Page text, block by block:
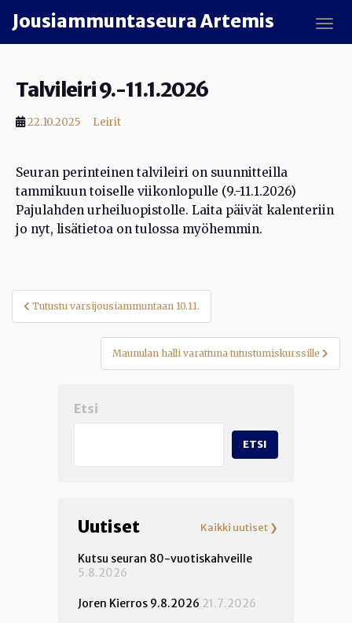
Jousiammuntaseura Artemis
Talvileiri 9.-11.1.2026
22.10.2025 Leirit
Seuran perinteinen talvileiri on suunnitteilla
tammikuun toiselle viikonlopulle (9.-11.1.2026)
Pajulahden urheiluopistolle. Laita päivät kalenteriin
jo nyt, lisätietoa on tulossa myöhemmin.
Artikkelien
selaus
Tutustu varsijousiammuntaan 10.11.
Maunulan halli varattuna tutustumiskurssille
Etsi
ETSI
Uutiset Kaikki uutiset ❯
Kutsu seuran 80-vuotiskahveille
5.8.2026
Joren Kierros 9.8.2026 21.7.2026